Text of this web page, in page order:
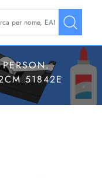
modifica di un filtro
51842E